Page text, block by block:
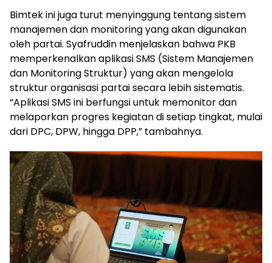
Bimtek ini juga turut menyinggung tentang sistem
manajemen dan monitoring yang akan digunakan
oleh partai. Syafruddin menjelaskan bahwa PKB
memperkenalkan aplikasi SMS (Sistem Manajemen
dan Monitoring Struktur) yang akan mengelola
struktur organisasi partai secara lebih sistematis.
“Aplikasi SMS ini berfungsi untuk memonitor dan
melaporkan progres kegiatan di setiap tingkat, mulai
dari DPC, DPW, hingga DPP,” tambahnya.